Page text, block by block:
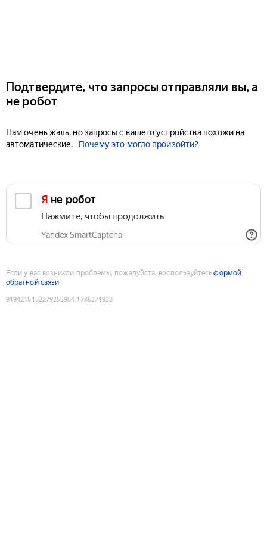
Подтвердите, что запросы отправляли вы, а
не робот
Нам очень жаль, но запросы с вашего устройства похожи на
автоматические.
Почему это могло произойти?
Я не робот
Нажмите, чтобы продолжить
Yandex SmartCaptcha
Если у вас возникли проблемы, пожалуйста, воспользуйтесьформой
обратной связи
9194215152279255964:1786271923